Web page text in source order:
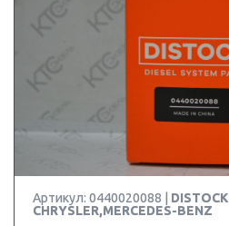
Артикул: 0440020088 | DISTOCK
CHRYSLER,MERCEDES-BENZ